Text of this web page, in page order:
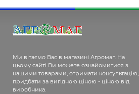
Ми вітаємо Вас в магазині Агромаг. На
цьому сайті Ви можете ознайомитися з
нашими товарами, отримати консультацію,
придбати за вигідною ціною - ціною від
виробника.